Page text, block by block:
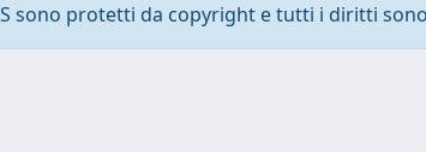
sono protetti da copyright e tutti i diritti